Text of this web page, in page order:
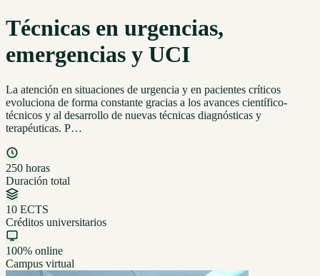
Técnicas en urgencias,
emergencias y UCI
La atención en situaciones de urgencia y en pacientes críticos
evoluciona de forma constante gracias a los avances científico-
técnicos y al desarrollo de nuevas técnicas diagnósticas y
terapéuticas. P…
250 horas
Duración total
10 ECTS
Créditos universitarios
100% online
Campus virtual